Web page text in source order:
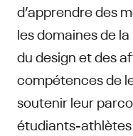
d’apprendre des
les domaines de
du design et des
compétences de
soutenir leur
étudiants-